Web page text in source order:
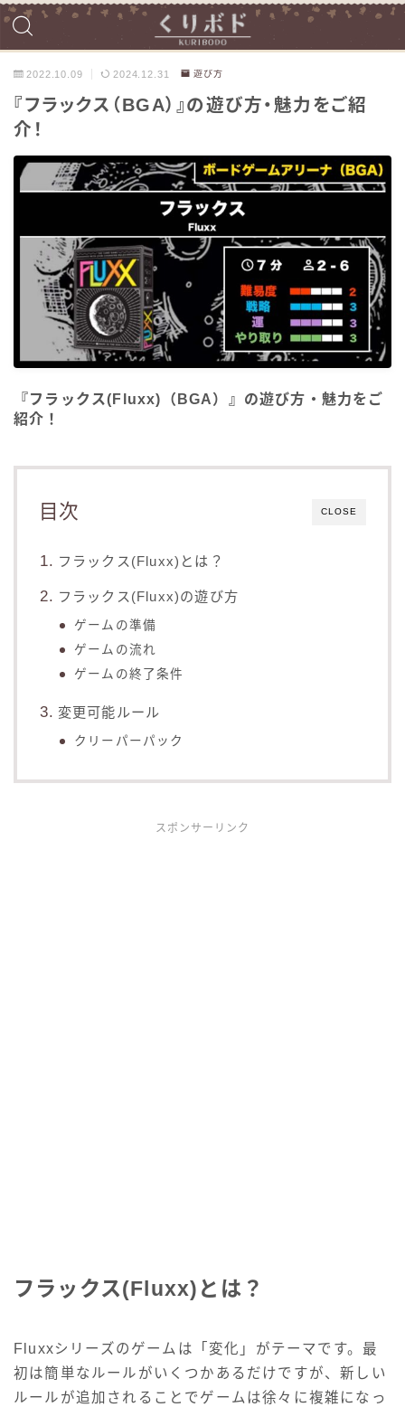
2022.10.09 2024.12.31 遊び方
『フラックス（BGA）』の遊び方・魅力をご紹
介！
『フラックス(Fluxx)（BGA）』の遊び方・魅力をご
紹介！
CLOSE
目次
フラックス(Fluxx)とは？
フラックス(Fluxx)の遊び方
ゲームの準備
ゲームの流れ
ゲームの終了条件
変更可能ルール
クリーパーパック
スポンサーリンク
フラックス(Fluxx)とは？
Fluxxシリーズのゲームは「変化」がテーマです。最
初は簡単なルールがいくつかあるだけですが、新しい
ルールが追加されることでゲームは徐々に複雑になっ